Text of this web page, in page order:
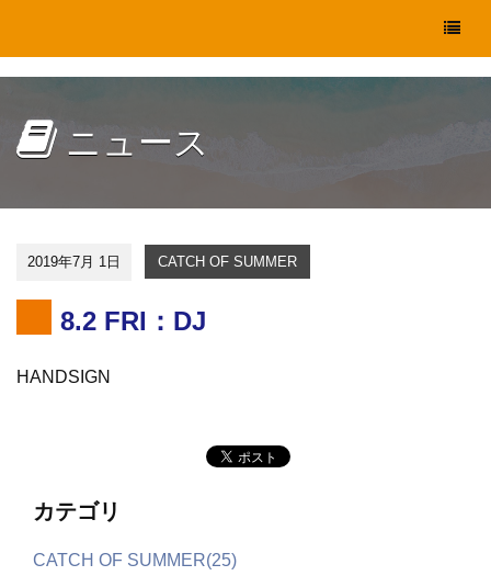
ニュース
2019年7月 1日 CATCH OF SUMMER
8.2 FRI：DJ
HANDSIGN
カテゴリ
CATCH OF SUMMER(25)